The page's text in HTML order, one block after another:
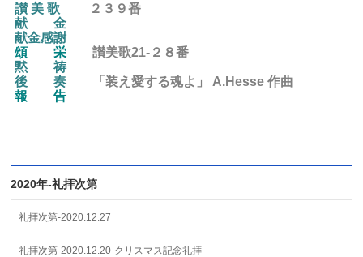
讃 美 歌 ２３９番
献 金
献金感謝
頌 栄讃美歌21-２８番
黙 祷
後
奏 「装え愛する魂よ」 A.Hesse 作曲
報 告
2020年-礼拝次第
礼拝次第-2020.12.27
礼拝次第-2020.12.20-クリスマス記念礼拝